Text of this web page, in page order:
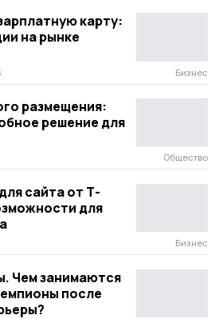
карту:
на рынке
Бизнес
размещения:
решение для
Общество
сайта от Т-
для
Бизнес
Чем занимаются
после